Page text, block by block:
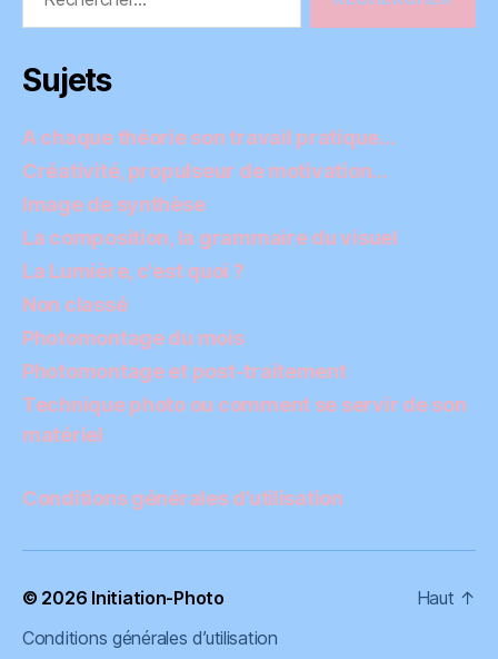
Sujets
A chaque théorie son travail pratique…
Créativité, propulseur de motivation…
Image de synthèse
La composition, la grammaire du visuel
La Lumière, c'est quoi ?
Non classé
Photomontage du mois
Photomontage et post-traitement
Technique photo ou comment se servir de son
matériel
Conditions générales d’utilisation
© 2026 Initiation-Photo
Conditions générales d’utilisation
Haut ↑